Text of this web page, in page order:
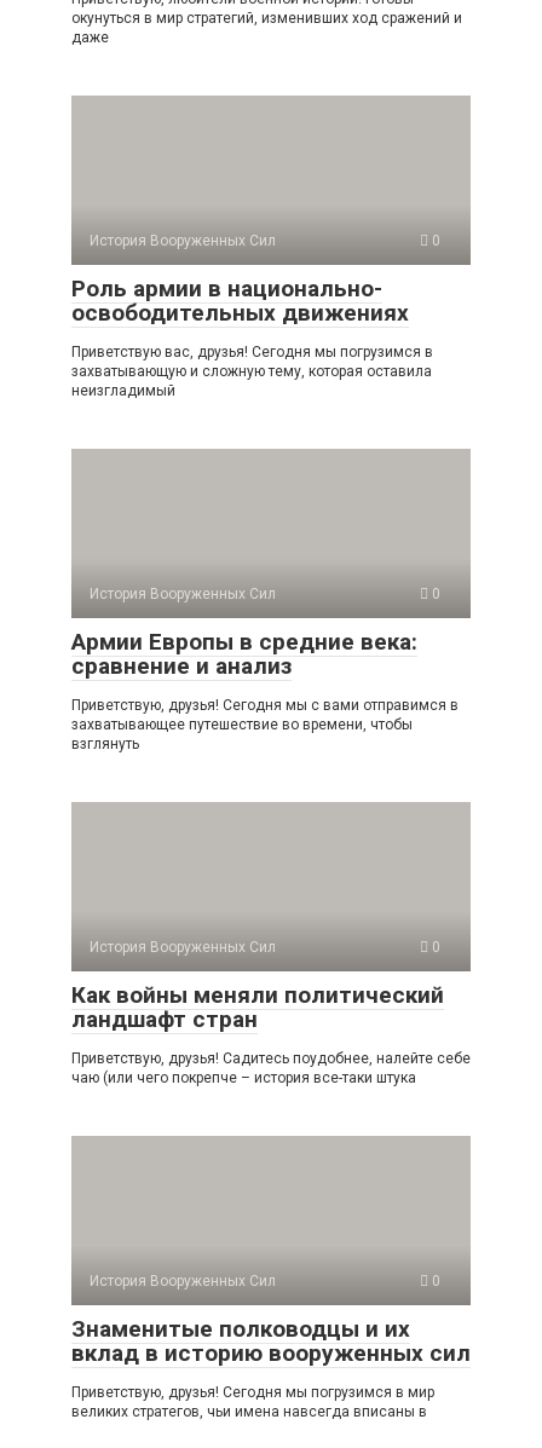
окунуться в мир стратегий, изменивших ход сражений и
даже
История Вооруженных Сил 0
Роль армии в национально-
освободительных движениях
Приветствую вас, друзья! Сегодня мы погрузимся в
захватывающую и сложную тему, которая оставила
неизгладимый
История Вооруженных Сил 0
Армии Европы в средние века:
сравнение и анализ
Приветствую, друзья! Сегодня мы с вами отправимся в
захватывающее путешествие во времени, чтобы
взглянуть
История Вооруженных Сил 0
Как войны меняли политический
ландшафт стран
Приветствую, друзья! Садитесь поудобнее, налейте себе
чаю (или чего покрепче – история все-таки штука
История Вооруженных Сил 0
Знаменитые полководцы и их
вклад в историю вооруженных сил
Приветствую, друзья! Сегодня мы погрузимся в мир
великих стратегов, чьи имена навсегда вписаны в